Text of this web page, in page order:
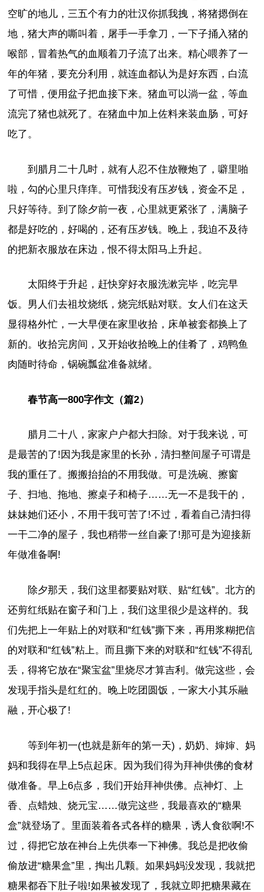
空旷的地儿，三五个有力的壮汉你抓我拽，将猪摁倒在
地，猪大声的嘶叫着，屠手一手拿刀，一下子捅入猪的
喉部，冒着热气的血顺着刀子流了出来。精心喂养了一
年的年猪，要充分利用，就连血都认为是好东西，白流
了可惜，便用盆子把血接下来。猪血可以淌一盆，等血
流完了猪也就死了。在猪血中加上佐料来装血肠，可好
吃了。
到腊月二十几时，就有人忍不住放鞭炮了，噼里啪
啦，勾的心里只痒痒。可惜我没有压岁钱，资金不足，
只好等待。到了除夕前一夜，心里就更紧张了，满脑子
都是好吃的，好喝的，还有压岁钱。晚上，我迫不及待
的把新衣服放在床边，恨不得太阳马上升起。
太阳终于升起，赶快穿好衣服洗漱完毕，吃完早
饭。男人们去祖坟烧纸，烧完纸贴对联。女人们在这天
显得格外忙，一大早便在家里收拾，床单被套都换上了
新的。收拾完房间，又开始收拾晚上的佳肴了，鸡鸭鱼
肉随时待命，锅碗瓢盆准备就绪。
春节高一800字作文（篇2）
腊月二十八，家家户户都大扫除。对于我来说，可
是最苦的了!因为我是家里的长孙，清扫整间屋子可谓是
我的重任了。搬搬抬抬的不用我做。可是洗碗、擦窗
子、扫地、拖地、擦桌子和椅子……无一不是我干的，
妹妹她们还小，不用干我可苦了!不过，看着自己清扫得
一干二净的屋子，我也稍带一丝自豪了!那可是为迎接新
年做准备啊!
除夕那天，我们这里都要贴对联、贴“红钱”。北方的
还剪红纸贴在窗子和门上，我们这里很少是这样的。我
们先把上一年贴上的对联和“红钱”撕下来，再用浆糊把信
的对联和“红钱”粘上。而且撕下来的对联和“红钱”不得乱
丢，得将它放在“聚宝盆”里烧尽才算吉利。做完这些，会
发现手指头是红红的。晚上吃团圆饭，一家大小其乐融
融，开心极了!
等到年初一(也就是新年的第一天)，奶奶、婶婶、妈
妈和我得在早上5点起床。因为我们得为拜神供佛的食材
做准备。早上6点多，我们开始拜神供佛。点神灯、上
香、点蜡烛、烧元宝……做完这些，我最喜欢的“糖果
盒”就登场了。里面装着各式各样的糖果，诱人食欲啊!不
过，得把它放在神台上先供奉一下神佛。我总是把收偷
偷放进“糖果盒”里，掏出几颗。如果妈妈没发现，我就把
糖果都吞下肚子啦!如果被发现了，我就立即把糖果藏在